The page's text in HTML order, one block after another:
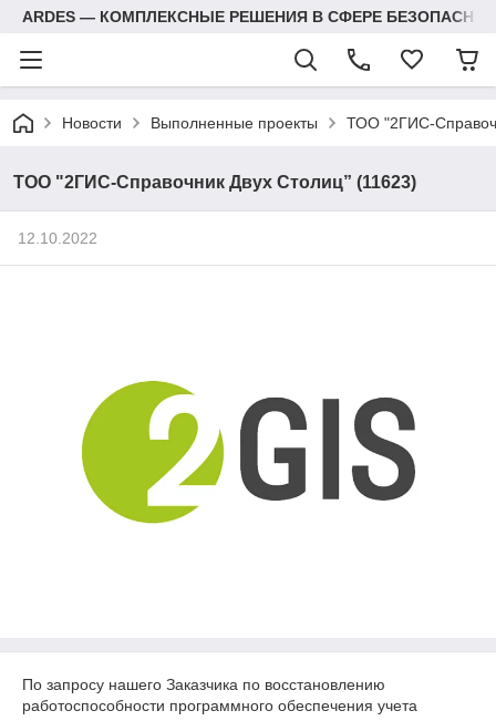
ARDES — КОМПЛЕКСНЫЕ РЕШЕНИЯ В СФЕРЕ
Новости Выполненные проекты ТОО "2ГИС-
ТОО "2ГИС-Справочник Двух Столиц” (11623)
12.10.2022
По запросу нашего Заказчика по восстановлению
работоспособности программного обеспечения учета